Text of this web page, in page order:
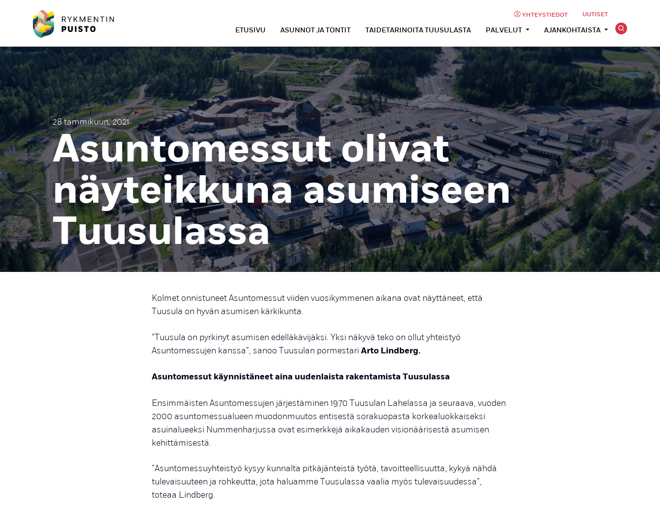
YHTEYSTIEDOT UUTISET
ETUSIVU ASUNNOT JA TONTIT TAIDETARINOITA TUUSULASTA PALVELUT AJANKOHTAISTA
28 tammikuun, 2021
Asuntomessut olivat
näyteikkuna asumiseen
Tuusulassa
Kolmet onnistuneet Asuntomessut viiden vuosikymmenen aikana ovat näyttäneet, että
Tuusula on hyvän asumisen kärkikunta.
”Tuusula on pyrkinyt asumisen edelläkävijäksi. Yksi näkyvä teko on ollut yhteistyö
Asuntomessujen kanssa”, sanoo Tuusulan pormestariArto Lindberg.
Asuntomessut käynnistäneet aina uudenlaista rakentamista Tuusulassa
Ensimmäisten Asuntomessujen järjestäminen 1970 Tuusulan Lahelassa ja seuraava, vuoden
2000 asuntomessualueen muodonmuutos entisestä sorakuopasta korkealuokkaiseksi
asuinalueeksi Nummenharjussa ovat esimerkkejä aikakauden visionäärisestä asumisen
kehittämisestä.
”Asuntomessuyhteistyö kysyy kunnalta pitkäjänteistä työtä, tavoitteellisuutta, kykyä nähdä
tulevaisuuteen ja rohkeutta, jota haluamme Tuusulassa vaalia myös tulevaisuudessa”,
toteaa Lindberg.